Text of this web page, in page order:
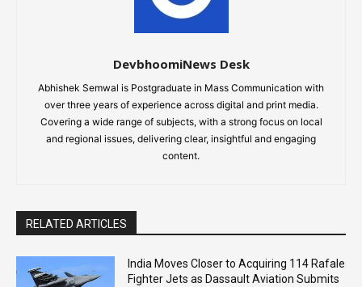
DevbhoomiNews Desk
Abhishek Semwal is Postgraduate in Mass Communication with
over three years of experience across digital and print media.
Covering a wide range of subjects, with a strong focus on local
and regional issues, delivering clear, insightful and engaging
content.
RELATED ARTICLES
India Moves Closer to Acquiring 114 Rafale
Fighter Jets as Dassault Aviation Submits